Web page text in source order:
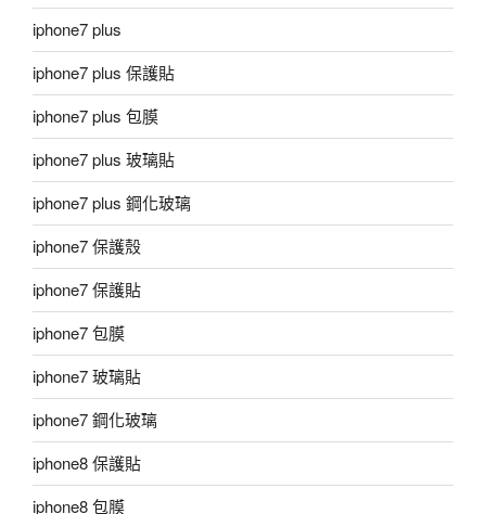
iphone7 plus
iphone7 plus 保護貼
iphone7 plus 包膜
iphone7 plus 玻璃貼
iphone7 plus 鋼化玻璃
iphone7 保護殼
iphone7 保護貼
iphone7 包膜
iphone7 玻璃貼
iphone7 鋼化玻璃
iphone8 保護貼
iphone8 包膜